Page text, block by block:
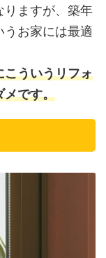
りますが、築年
お家には最適
こういうリフォ
メです。